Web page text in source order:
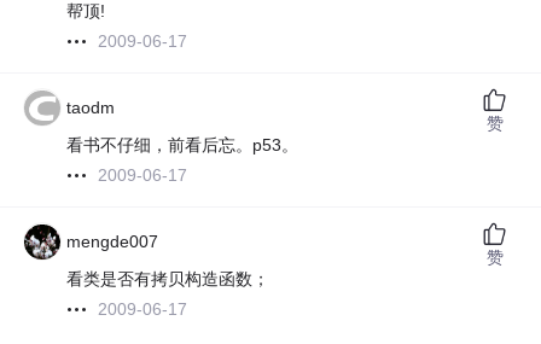
帮顶!
2009-06-17
taodm
看书不仔细，前看后忘。p53。
2009-06-17
赞
mengde007
看类是否有拷贝构造函数；
2009-06-17
赞